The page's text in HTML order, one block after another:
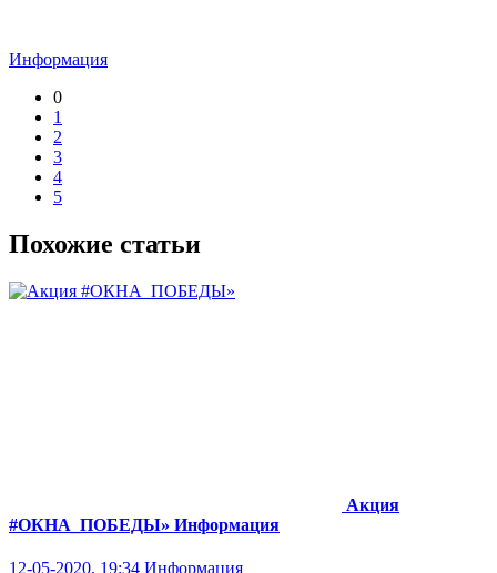
Информация
0
1
2
3
4
5
Похожие статьи
Акция
#ОКНА_ПОБЕДЫ» Информация
12-05-2020, 19:34 Информация